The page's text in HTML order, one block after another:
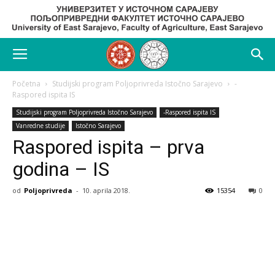
Početna Studijski program Poljoprivreda Istočno Sarajevo
-
Raspored ispita IS
Studijski program Poljoprivreda Istočno Sarajevo
-Raspored ispita IS
Vanredne studije
Istočno Sarajevo
Raspored ispita – prva
godina – IS
od Poljoprivreda - 10. aprila 2018. 0
15354